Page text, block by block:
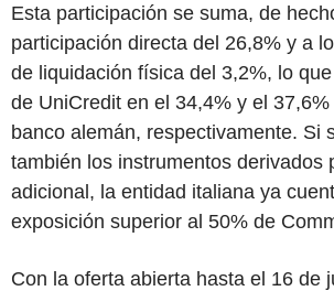
Esta participación se suma, de
participación directa del 26,8% y a
de liquidación física del 3,2%, lo
de UniCredit en el 34,4% y el
banco alemán, respectivamente. Si
también los instrumentos derivados
adicional, la entidad italiana ya
exposición superior al 50% de
Con la oferta abierta hasta el 16 de